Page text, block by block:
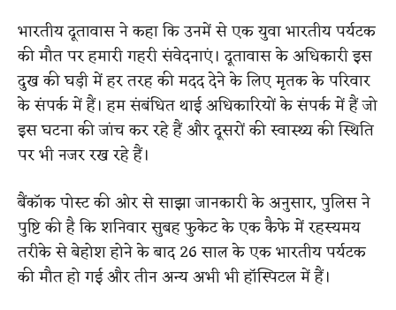
भारतीय दूतावास ने कहा कि उनमें से एक युवा भारतीय पर्यटक
की मौत पर हमारी गहरी संवेदनाएं। दूतावास के अधिकारी इस
दुख की घड़ी में हर तरह की मदद देने के लिए मृतक के परिवार
के संपर्क में हैं। हम संबंधित थाई अधिकारियों के संपर्क में हैं जो
इस घटना की जांच कर रहे हैं और दूसरों की स्वास्थ्य की स्थिति
पर भी नजर रख रहे हैं।
बैंकॉक पोस्ट की ओर से साझा जानकारी के अनुसार, पुलिस ने
पुष्टि की है कि शनिवार सुबह फुकेट के एक कैफे में रहस्यमय
तरीके से बेहोश होने के बाद 26 साल के एक भारतीय पर्यटक
की मौत हो गई और तीन अन्य अभी भी हॉस्पिटल में हैं।